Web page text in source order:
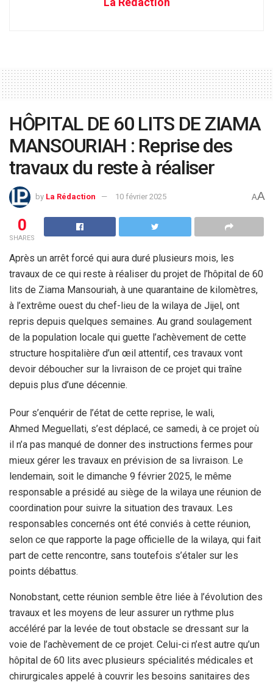
HÔPITAL DE 60 LITS DE ZIAMA
MANSOURIAH : Reprise des
travaux du reste à réaliser
by La Rédaction 10 février 2025 AA
0
SHARES
Après un arrêt forcé qui aura duré plusieurs mois, les
travaux de ce qui reste à réaliser du projet de l’hôpital de 60
lits de Ziama Mansouriah, à une quarantaine de kilomètres,
à l’extrême ouest du chef-lieu de la wilaya de Jijel, ont
repris depuis quelques semaines. Au grand soulagement
de la population locale qui guette l’achèvement de cette
structure hospitalière d’un œil attentif, ces travaux vont
devoir déboucher sur la livraison de ce projet qui traîne
depuis plus d’une décennie.
Pour s’enquérir de l’état de cette reprise, le wali,
Ahmed Meguellati, s’est déplacé, ce samedi, à ce projet où
il n’a pas manqué de donner des instructions fermes pour
mieux gérer les travaux en prévision de sa livraison. Le
lendemain, soit le dimanche 9 février 2025, le même
responsable a présidé au siège de la wilaya une réunion de
coordination pour suivre la situation des travaux. Les
responsables concernés ont été conviés à cette réunion,
selon ce que rapporte la page officielle de la wilaya, qui fait
part de cette rencontre, sans toutefois s’étaler sur les
points débattus.
Nonobstant, cette réunion semble être liée à l’évolution des
travaux et les moyens de leur assurer un rythme plus
accéléré par la levée de tout obstacle se dressant sur la
voie de l’achèvement de ce projet. Celui-ci n’est autre qu’un
hôpital de 60 lits avec plusieurs spécialités médicales et
chirurgicales appelé à couvrir les besoins sanitaires des